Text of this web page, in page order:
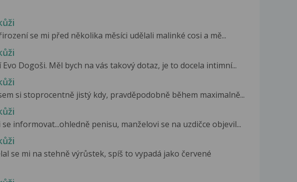
se mi před několika měsíci udělali malinké cosi a mě...
Dogoši. Měl bych na vás takový dotaz, je to docela intimní...
si stoprocentně jistý kdy, pravděpodobně během maximalně...
informovat...ohledně penisu, manželovi se na uzdičce objevil...
se mi na stehně výrůstek, spíš to vypadá jako červené